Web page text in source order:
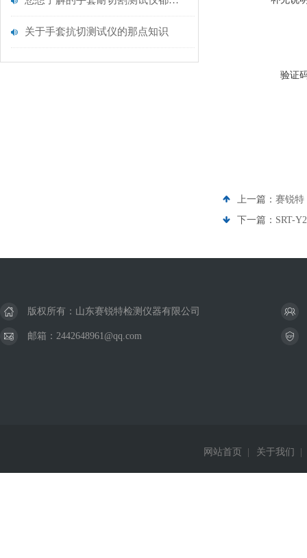
关于手套抗切测试仪的那点知识
验证
上一篇： 赛锐特
下一篇： SRT-
版权所有：山东赛锐特检测仪器有限公司
邮箱：2442648961@qq.com
网站首页 关于我们